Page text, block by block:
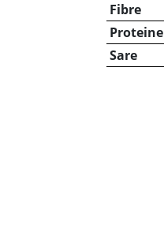
Fibre
Proteine
Sare